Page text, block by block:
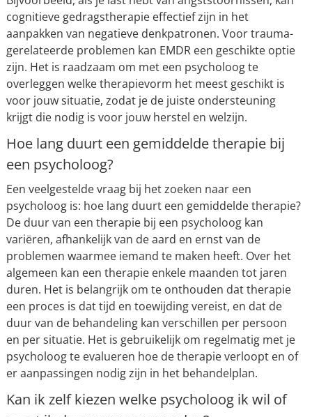
cognitieve gedragstherapie effectief zijn in het
aanpakken van negatieve denkpatronen. Voor trauma-
gerelateerde problemen kan EMDR een geschikte optie
zijn. Het is raadzaam om met een psycholoog te
overleggen welke therapievorm het meest geschikt is
voor jouw situatie, zodat je de juiste ondersteuning
krijgt die nodig is voor jouw herstel en welzijn.
Hoe lang duurt een gemiddelde therapie bij
een psycholoog?
Een veelgestelde vraag bij het zoeken naar een
psycholoog is: hoe lang duurt een gemiddelde therapie?
De duur van een therapie bij een psycholoog kan
variëren, afhankelijk van de aard en ernst van de
problemen waarmee iemand te maken heeft. Over het
algemeen kan een therapie enkele maanden tot jaren
duren. Het is belangrijk om te onthouden dat therapie
een proces is dat tijd en toewijding vereist, en dat de
duur van de behandeling kan verschillen per persoon
en per situatie. Het is gebruikelijk om regelmatig met je
psycholoog te evalueren hoe de therapie verloopt en of
er aanpassingen nodig zijn in het behandelplan.
Kan ik zelf kiezen welke psycholoog ik wil of